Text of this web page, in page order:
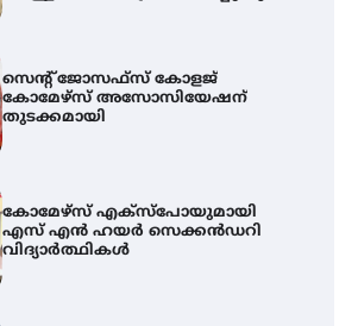
കോമേഴ്സ് എക്സ്പോയുമായി
എസ് എൻ ഹയർ സെക്കൻഡറി
വിദ്യാർത്ഥികൾ
സർഗ്ഗസാഹിതി- കവിതാസംഗമം
2026 കവിതാ ചർച്ച കാട്ടൂർ, ടി. കെ.
ബാലൻ ഹാളിൽ 16ന്